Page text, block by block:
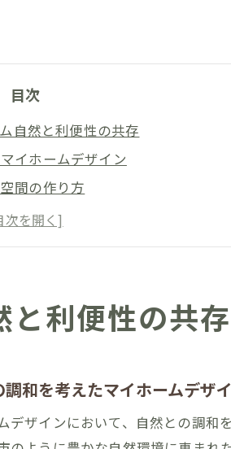
目次
自然と利便性の共存
イホームデザイン
間の作り方
家づくりのポイント
スタイルの変化
するためのステップ
牟田市の魅力を探る
映したプランニング
アの選び方
に取り入れる方法
と利便性の共存
調和を考えたマイホームデザ
デザインにおいて、自然との調和